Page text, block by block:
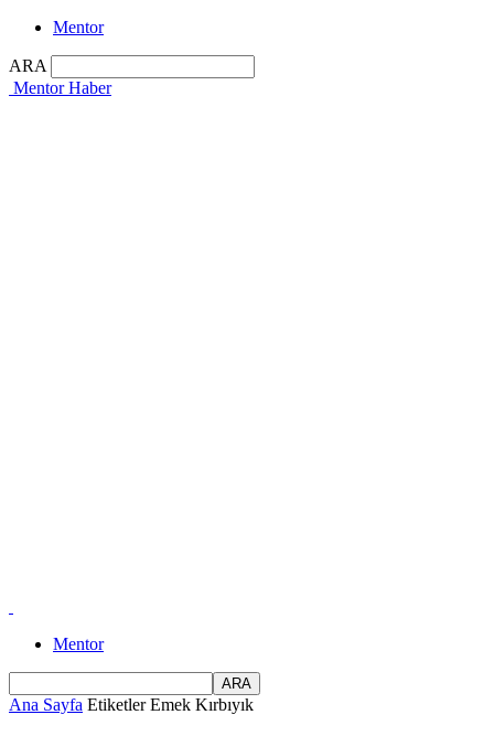
Mentor
ARA
Mentor Haber
Mentor
Ana Sayfa Etiketler Emek Kırbıyık